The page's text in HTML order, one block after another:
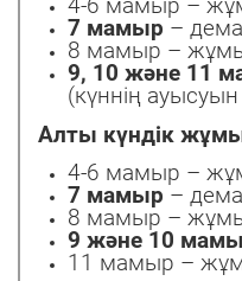
4-6 мамыр –
7 мамыр –
8 мамыр –
9, 10 және 11
(күннің
Алты күндік
4-6 мамыр –
7 мамыр –
8 мамыр –
9 және 10
11 мамыр –